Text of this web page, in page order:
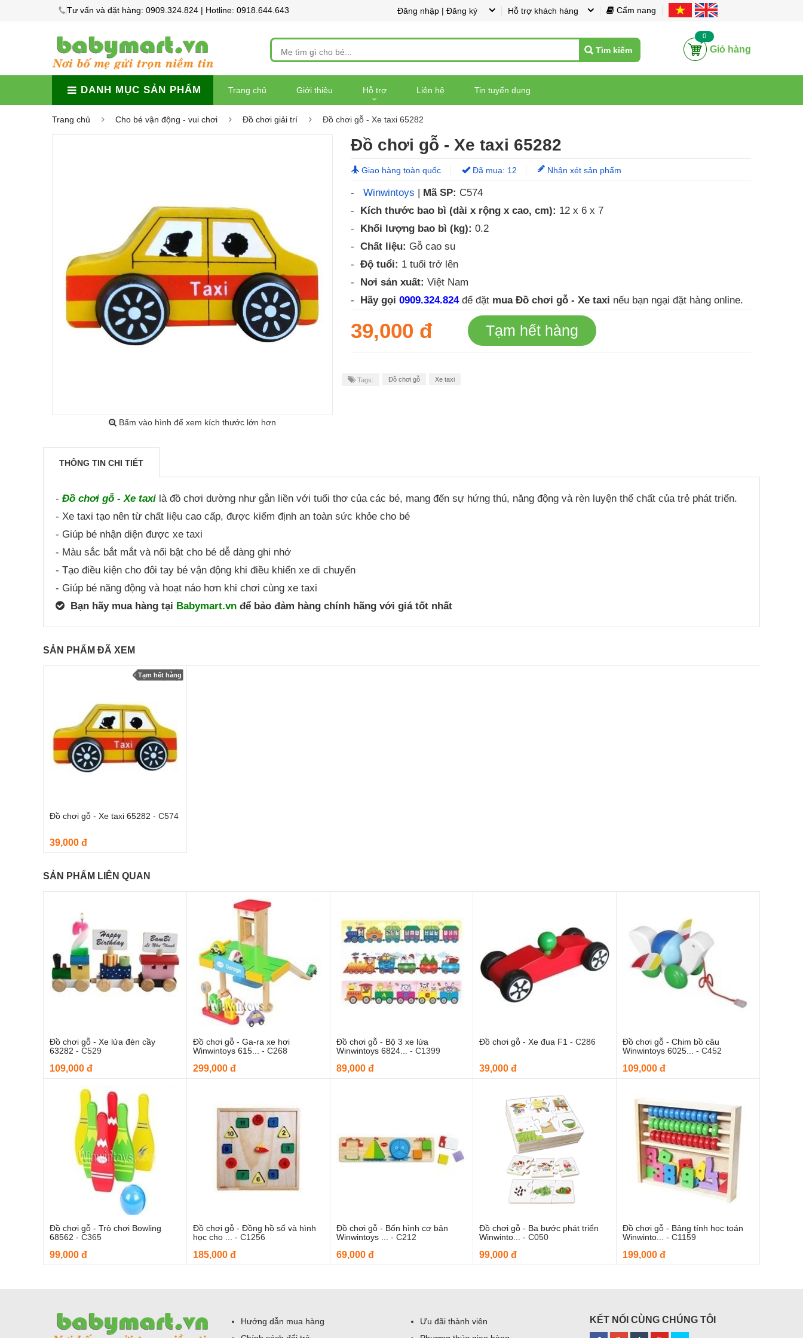
Tư vấn và đặt hàng: 0909.324.824 | Hotline: 0918.644.643 Cẩm nang
Hỗ trợ khách hàng
Đăng nhập | Đăng ký
Tìm kiếm Giỏ hàng
0
DANH MỤC SẢN PHẨM Trang chủ Giới thiệu Hỗ trợ Liên hệ Tin tuyển dụng
Trang chủ Cho bé vận động - vui chơi Đồ chơi giải trí Đồ chơi gỗ - Xe taxi 65282
Bấm vào hình để xem kích thước lớn hơn
Đồ chơi gỗ - Xe taxi 65282
Giao hàng toàn quốc Đã mua: 12 Nhận xét sản phẩm
- Winwintoys | Mã SP: C574
- Kích thước bao bì (dài x rộng x cao, cm): 12 x 6 x 7
- Khối lượng bao bì (kg): 0.2
- Chất liệu: Gỗ cao su
- Độ tuổi: 1 tuổi trở lên
- Nơi sản xuất: Việt Nam
- Hãy gọi 0909.324.824 để đặt mua Đồ chơi gỗ - Xe taxi nếu bạn ngại đặt hàng online.
39,000 đ Tạm hết hàng
Tags: Đồ chơi gỗ Xe taxi
THÔNG TIN CHI TIẾT
- Đồ chơi gỗ - Xe taxi là đồ chơi dường như gắn liền với tuổi thơ của các bé, mang đến sự hứng thú, năng động và rèn luyện thể chất của trẻ phát triển.
- Xe taxi tạo nên từ chất liệu cao cấp, được kiểm định an toàn sức khỏe cho bé
- Giúp bé nhận diện được xe taxi
- Màu sắc bắt mắt và nổi bật cho bé dễ dàng ghi nhớ
- Tạo điều kiện cho đôi tay bé vận động khi điều khiển xe di chuyển
- Giúp bé năng động và hoạt náo hơn khi chơi cùng xe taxi
Bạn hãy mua hàng tại Babymart.vn để bảo đảm hàng chính hãng với giá tốt nhất
SẢN PHẨM ĐÃ XEM
Tạm hết hàng
Đồ chơi gỗ - Xe taxi 65282 - C574
39,000 đ
SẢN PHẨM LIÊN QUAN
Thêm vào giỏ hàng
Đồ chơi gỗ - Xe lửa đèn cầy
63282 - C529
109,000 đ
Thêm vào giỏ hàng
Đồ chơi gỗ - Ga-ra xe hơi
Winwintoys 615... - C268
299,000 đ
Thêm vào giỏ hàng
Đồ chơi gỗ - Bộ 3 xe lửa
Winwintoys 6824... - C1399
89,000 đ
Đồ chơi gỗ - Xe đua F1 -C286
39,000 đ
Thêm vào giỏ hàng
Đồ chơi gỗ - Chim bồ câu
Winwintoys 6025...-C452
109,000 đ
Thêm vào giỏ hàng
Đồ chơi gỗ - Trò chơi Bowling
68562 - C365
99,000 đ
Thêm vào giỏ hàng
Đồ chơi gỗ - Đồng hồ số và hình
học cho ... - C1256
185,000 đ
Thêm vào giỏ hàng
Đồ chơi gỗ - Bốn hình cơ bản
Winwintoys ... - C212
69,000 đ
Thêm vào giỏ hàng
Đồ chơi gỗ - Ba bước phát triển
Winwinto...-C050
99,000 đ
Thêm vào giỏ hàng
Đồ chơi gỗ - Bảng tính học toán
Winwinto...-C1159
199,000 đ
Hướng dẫn mua hàng
Ưu đãi thành viên
KẾT NỐI CÙNG CHÚNG TÔI